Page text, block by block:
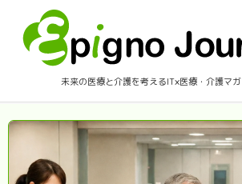
未来の医療と介護を考えるIT×医療・介護マ